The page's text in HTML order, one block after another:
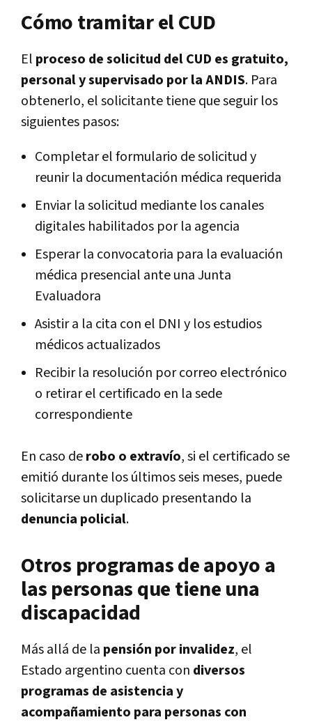
Cómo tramitar el CUD
El proceso de solicitud del CUD es gratuito,
personal y supervisado por la ANDIS. Para
obtenerlo, el solicitante tiene que seguir los
siguientes pasos:
Completar el formulario de solicitud y
reunir la documentación médica requerida
Enviar la solicitud mediante los canales
digitales habilitados por la agencia
Esperar la convocatoria para la evaluación
médica presencial ante una Junta
Evaluadora
Asistir a la cita con el DNI y los estudios
médicos actualizados
Recibir la resolución por correo electrónico
o retirar el certificado en la sede
correspondiente
En caso derobo o extravío, si el certificado se
emitió durante los últimos seis meses, puede
solicitarse un duplicado presentando la
denuncia policial.
Otros programas de apoyo a
las personas que tiene una
discapacidad
Más allá de la pensión por invalidez, el
Estado argentino cuenta con diversos
programas de asistencia y
acompañamiento para personas con